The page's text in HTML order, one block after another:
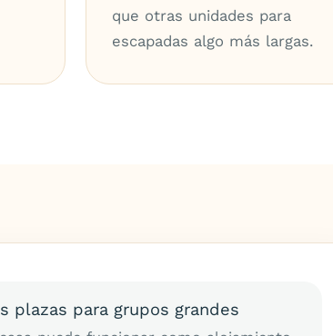
que otras unidades para
escapadas algo más largas.
plazas para grupos grandes